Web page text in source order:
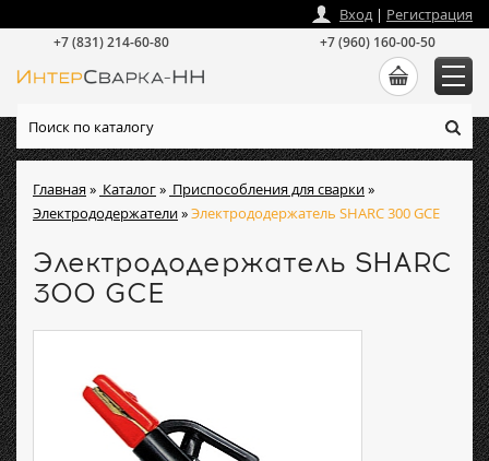
Главная» Каталог» Приспособления для сварки»
Электрододержатели»Электрододержатель SHARC 300 GCE
Электрододержатель SHARC
300 GCE
Вход| Регистрация
+7 (831) 214-60-80 +7 (960) 160-00-50